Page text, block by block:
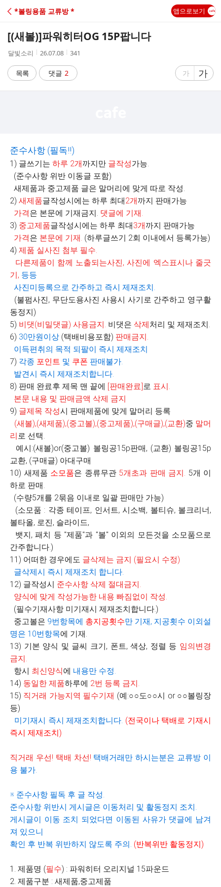
C
A
*볼링용품 교류방 * 앱으로보기
[(새볼)]파워히터OG 15P팝니다
작
자
달빛소리
작
시
간
26.07.08
조
수
341
목록 댓글 2
글
가
글
자
가
준수사항 (필독!!)
1) 글쓰기는 하루 2개까지만 글작성가능.
(준수사항 위반 이동글 포함)
새제품과 중고제품 글은 말머리에 맞게 따로 작성.
2) 새제품글작성시에는 하루 최대2개까지 판매가능
가격은 본문에 기재금지. 댓글에 기재.
3) 중고제품글작성시에는 하루 최대3개까지 판매가능
가격은 본문에 기재. (하루글쓰기 2회 이내에서 등록가능)
4) 제품 실사진 첨부 필수.
다른제품이 함께 노출되는사진,사진에 엑스표시나 줄긋
기, 등등
사진미등록으로 간주하고 즉시 제재조치.
(불펌사진, 무단도용사진 사용시 사기로 간주하고 영구활
동정지)
5) 비댓(비밀댓글) 사용금지. 비댓은 삭제처리 및 제재조치.
6) 30만원이상 (택배비용포함) 판매금지.
이득편취의 목적 되팔이 즉시 제재조치
7) 각종 포인트 및 쿠폰 판매불가.
발견시 즉시 제재조치합니다.
8) 판매 완료후 제목 맨 끝에 [판매완료]로 표시.
본문 내용 및 판매금액 삭제 금지
9) 글제목 작성시 판매제품에 맞게 말머리 등록
(새볼),(새제품),(중고볼),(중고제품),(구매글),(교환)중 말머
리로 선택.
예시:(새볼)or(중고볼) 볼링공15p판매, (교환) 볼링공15p
교환, (구매글) 아대구매
10) 새제품 소모품은 종류무관 5개초과 판매 금지. 5개 이
하로 판매.
(수량5개를 2묶음 이내로 일괄 판매만 가능)
(소모품 : 각종 테이프, 인서트, 시소백, 볼티슈, 볼크리너,
볼타올, 로진, 슬라이드,
뱃지, 패치 등 "제품"과 "볼" 이외의 모든것을 소모품으로
간주합니다.)
11) 어떠한 경우에도 글삭제는 금지 (필요시 수정)
글삭제시 즉시 제재조치 합니다.
12) 글작성시 준수사항 삭제 절대금지.
양식에 맞게 작성가능한 내용 빠짐없이 작성.
(필수기재사항 미기재시 제재조치합니다.)
중고볼은 9번항목에 총지공횟수만 기재, 지공횟수 이외설
명은 10번항목에 기재.
13) 기본 양식 및 글씨 크기, 폰트, 색상, 정렬 등 임의변경
금지.
항시 최신양식에 내용만 수정.
14) 동일한 제품하루에 2번 등록 금지.
15) 직거래 가능지역 필수기재 (예:○○도○○시 or ○○볼링장
등)
미기재시 즉시 제재조치합니다. (전국이나 택배로 기재시
즉시 제재조치)
직거래 우선! 택배 차선! 택배거래만 하시는분은 교류방 이
용 불가.
※ 준수사항 필독 후 글 작성.
준수사항 위반시 게시글은 이동처리 및 활동정지 조치.
게시글이 이동 조치 되었다면 이동된 사유가 댓글에 남겨
져 있으니
확인 후 반복 위반하지 않도록 주의. (반복위반 활동정지)
1. 제품명 (필수) : 파워히터 오리지널 15파운드
2. 제품구분 : 새제품,중고제품